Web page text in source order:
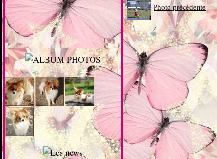
Photo précédente